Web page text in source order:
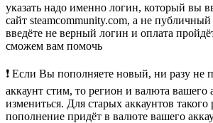
указать надо именно логин, который вы
сайт steamcommunity.com, а не
введёте не верный логин и оплата
сможем вам помочь
❗️ Если Вы пополняете новый, ни разу не
аккаунт стим, то регион и валюта вашего
измениться. Для старых аккаунтов такого
пополнение придёт в валюте вашего